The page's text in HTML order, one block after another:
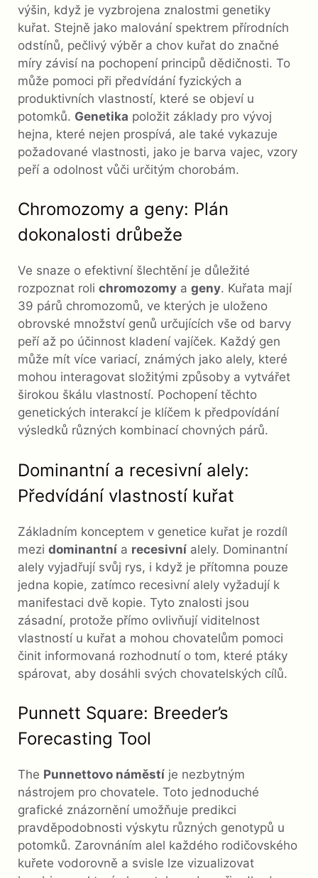
výšin, když je vyzbrojena znalostmi genetiky
kuřat. Stejně jako malování spektrem přírodních
odstínů, pečlivý výběr a chov kuřat do značné
míry závisí na pochopení principů dědičnosti. To
může pomoci při předvídání fyzických a
produktivních vlastností, které se objeví u
potomků. Genetika položit základy pro vývoj
hejna, které nejen prospívá, ale také vykazuje
požadované vlastnosti, jako je barva vajec, vzory
peří a odolnost vůči určitým chorobám.
Chromozomy a geny: Plán
dokonalosti drůbeže
Ve snaze o efektivní šlechtění je důležité
rozpoznat roli chromozomy a geny. Kuřata mají
39 párů chromozomů, ve kterých je uloženo
obrovské množství genů určujících vše od barvy
peří až po účinnost kladení vajíček. Každý gen
může mít více variací, známých jako alely, které
mohou interagovat složitými způsoby a vytvářet
širokou škálu vlastností. Pochopení těchto
genetických interakcí je klíčem k předpovídání
výsledků různých kombinací chovných párů.
Dominantní a recesivní alely:
Předvídání vlastností kuřat
Základním konceptem v genetice kuřat je rozdíl
mezi dominantní a recesivní alely. Dominantní
alely vyjadřují svůj rys, i když je přítomna pouze
jedna kopie, zatímco recesivní alely vyžadují k
manifestaci dvě kopie. Tyto znalosti jsou
zásadní, protože přímo ovlivňují viditelnost
vlastností u kuřat a mohou chovatelům pomoci
činit informovaná rozhodnutí o tom, které ptáky
spárovat, aby dosáhli svých chovatelských cílů.
Punnett Square: Breeder’s
Forecasting Tool
The Punnettovo náměstí je nezbytným
nástrojem pro chovatele. Toto jednoduché
grafické znázornění umožňuje predikci
pravděpodobnosti výskytu různých genotypů u
potomků. Zarovnáním alel každého rodičovského
kuřete vodorovně a svisle lze vizualizovat